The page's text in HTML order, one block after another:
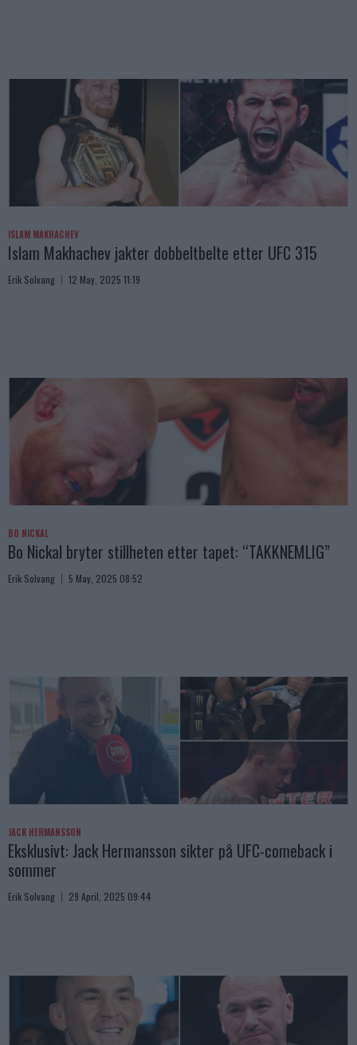
ISLAM MAKHACHEV
Islam Makhachev jakter dobbeltbelte etter UFC 315
Erik Solvang 12 May, 2025 11:19
BO NICKAL
Bo Nickal bryter stillheten etter tapet: “TAKKNEMLIG”
Erik Solvang 5 May, 2025 08:52
JACK HERMANSSON
Eksklusivt: Jack Hermansson sikter på UFC-comeback i
sommer
Erik Solvang 29 April, 2025 09:44